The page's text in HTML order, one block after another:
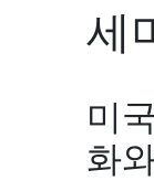
세
미
화